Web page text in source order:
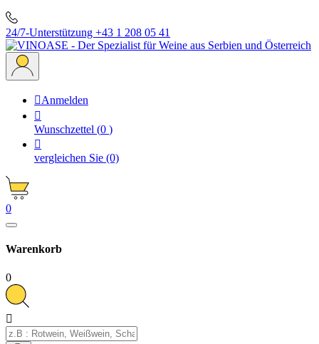
24/7-Unterstützung +43 1 208 05 41
Anmelden

Wunschzettel (0 )

vergleichen Sie (0)
0
Warenkorb
0
